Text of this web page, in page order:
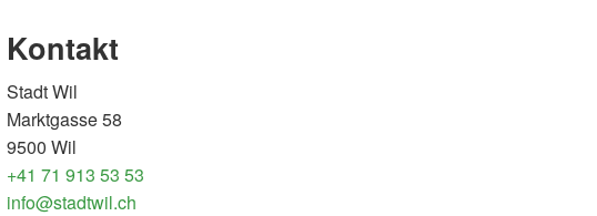
Kontakt
Stadt Wil
Marktgasse 58
9500 Wil
+41 71 913 53 53
info@stadtwil.ch